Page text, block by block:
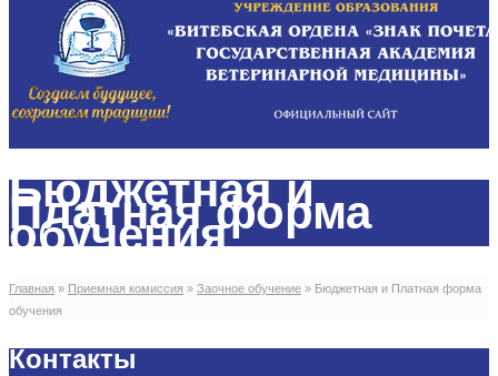
Бюджетная и
Платная форма
обучения
Главная » Приемная комиссия » Заочное обучение » Бюджетная и Платная форма
обучения
Контакты